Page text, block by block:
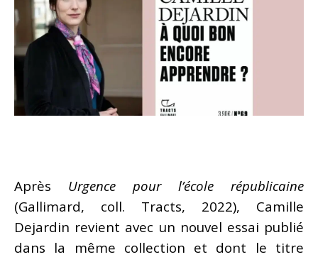
Après Urgence pour l’école républicaine
(Gallimard, coll. Tracts, 2022), Camille
Dejardin revient avec un nouvel essai publié
dans la même collection et dont le titre